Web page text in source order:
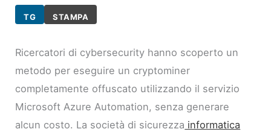
TG STAMPA
Ricercatori di cybersecurity hanno scoperto un
metodo per eseguire un cryptominer
completamente offuscato utilizzando il servizio
Microsoft Azure Automation, senza generare
alcun costo. La società di sicurezza informatica